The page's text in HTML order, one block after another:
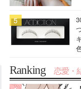
Ranking 恋愛・